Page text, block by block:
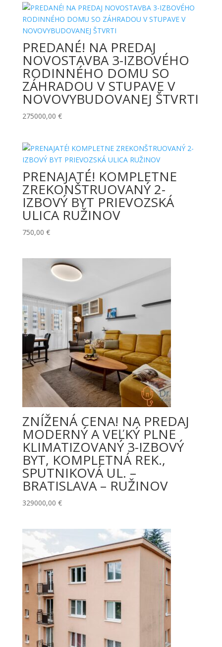
PREDANÉ! NA PREDAJ
NOVOSTAVBA 3-IZBOVÉHO
RODINNÉHO DOMU SO
ZÁHRADOU V STUPAVE V
NOVOVYBUDOVANEJ ŠTVRTI
275000,00 €
PRENAJATÉ! KOMPLETNE
ZREKONŠTRUOVANÝ 2-
IZBOVÝ BYT PRIEVOZSKÁ
ULICA RUŽINOV
750,00 €
ZNÍŽENÁ CENA! NA PREDAJ
MODERNÝ A VEĽKÝ PLNE
KLIMATIZOVANÝ 3-IZBOVÝ
BYT, KOMPLETNÁ REK.,
SPUTNIKOVÁ UL. –
BRATISLAVA – RUŽINOV
329000,00 €